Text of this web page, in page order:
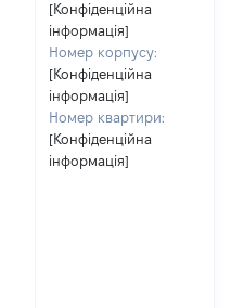
[Конфіденційна
інформація]
Номер корпусу:
[Конфіденційна
інформація]
Номер квартири:
[Конфіденційна
інформація]